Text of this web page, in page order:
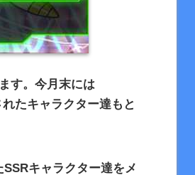
す。今月末には
たキャラクター達もと
SSRキャラクター達をメ